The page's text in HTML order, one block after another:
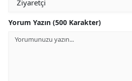
Yorum Yazın (500 Karakter)